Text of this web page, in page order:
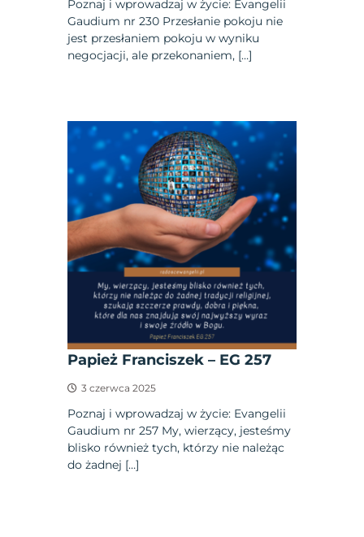
Poznaj i wprowadzaj w życie: Evangelii
Gaudium nr 230 Przesłanie pokoju nie
jest przesłaniem pokoju w wyniku
negocjacji, ale przekonaniem, […]
Papież Franciszek – EG 257
3 czerwca 2025
Poznaj i wprowadzaj w życie: Evangelii
Gaudium nr 257 My, wierzący, jesteśmy
blisko również tych, którzy nie należąc
do żadnej […]